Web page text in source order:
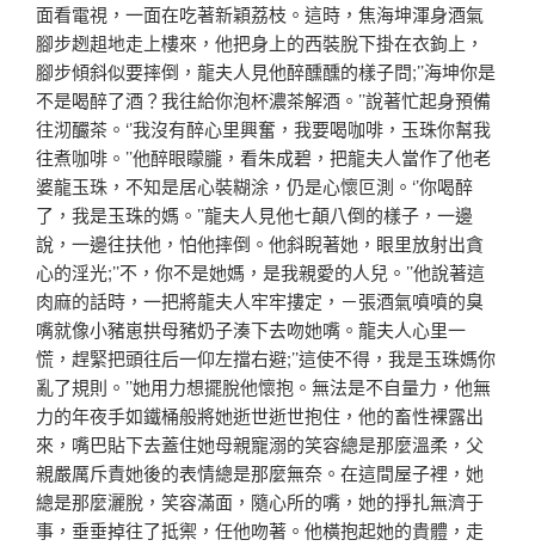
面看電視，一面在吃著新穎荔枝。這時，焦海坤渾身酒氣
腳步趔趄地走上樓來，他把身上的西裝脫下掛在衣鉤上，
腳步傾斜似要摔倒，龍夫人見他醉醺醺的樣子問;’’海坤你是
不是喝醉了酒？我往給你泡杯濃茶解酒。’’說著忙起身預備
往沏釅茶。‘’我沒有醉心里興奮，我要喝咖啡，玉珠你幫我
往煮咖啡。’’他醉眼矇朧，看朱成碧，把龍夫人當作了他老
婆龍玉珠，不知是居心裝糊涂，仍是心懷叵測。‘’你喝醉
了，我是玉珠的媽。’’龍夫人見他七顛八倒的樣子，一邊
說，一邊往扶他，怕他摔倒。他斜睨著她，眼里放射出貪
心的淫光;’’不，你不是她媽，是我親愛的人兒。’’他說著這
肉麻的話時，一把將龍夫人牢牢摟定，－張酒氣噴噴的臭
嘴就像小豬崽拱母豬奶子湊下去吻她嘴。龍夫人心里一
慌，趕緊把頭往后一仰左擋右避;’’這使不得，我是玉珠媽你
亂了規則。’’她用力想擺脫他懷抱。無法是不自量力，他無
力的年夜手如鐵桶般將她逝世逝世抱住，他的畜性裸露出
來，嘴巴貼下去蓋住她母親寵溺的笑容總是那麼溫柔，父
親嚴厲斥責她後的表情總是那麼無奈。在這間屋子裡，她
總是那麼灑脫，笑容滿面，隨心所的嘴，她的掙扎無濟于
事，垂垂掉往了抵禦，任他吻著。他橫抱起她的貴體，走